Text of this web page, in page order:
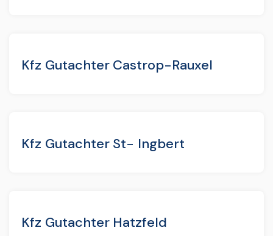
Kfz Gutachter Castrop-Rauxel
Kfz Gutachter St- Ingbert
Kfz Gutachter Hatzfeld